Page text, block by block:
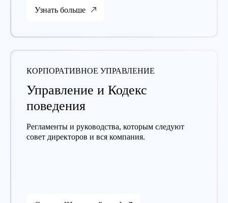
Узнать больше
КОРПОРАТИВНОЕ УПРАВЛЕНИЕ
Управление и Кодекс
поведения
Регламенты и руководства, которым следуют
совет директоров и вся компания.